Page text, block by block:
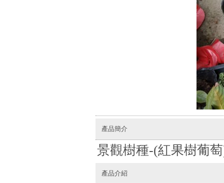
產品簡介
景觀樹種-(紅果樹葡
產品介紹